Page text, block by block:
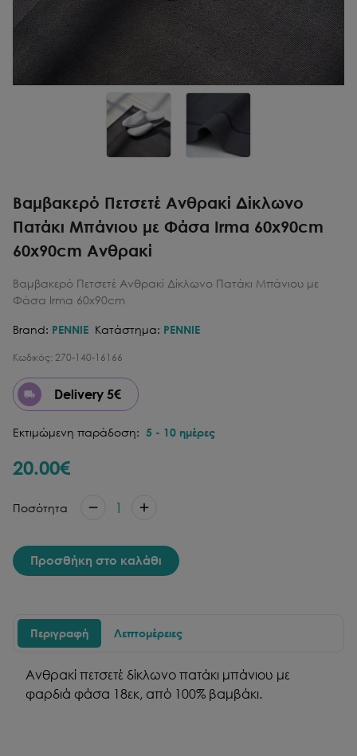
Βαμβακερό Πετσετέ Ανθρακί Δίκλωνο
Πατάκι Μπάνιου με Φάσα Irma 60x90cm
60x90cm Ανθρακί
Βαμβακερό Πετσετέ Ανθρακί Δίκλωνο Πατάκι Μπάνιου με
Φάσα Irma 60x90cm
Brand: PENNIE Κατάστημα: PENNIE
Κωδικός: 270-140-16166
Delivery 5€
Εκτιμώμενη παράδοση: 5 - 10 ημέρες
20.00€
Ποσότητα 1
Προσθήκη στο καλάθι
Περιγραφή Λεπτομέρειες
Ανθρακί πετσετέ δίκλωνο πατάκι μπάνιου με
φαρδιά φάσα 18εκ, από 100% βαμβάκι.